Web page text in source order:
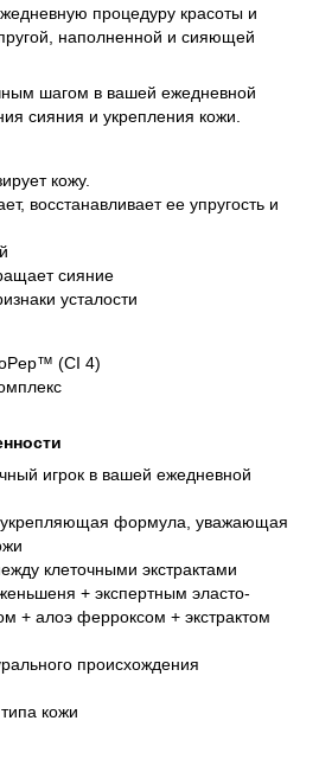
процедуру красоты и
наполненной и сияющей
шагом в вашей ежедневной
сияния и укрепления кожи.
кожу.
восстанавливает ее упругость и
сияние
усталости
(CI 4)
игрок в вашей ежедневной
укрепляющая формула, уважающая
клеточными экстрактами
+ экспертным эласто-
+ алоэ ферроксом + экстрактом
происхождения
кожи